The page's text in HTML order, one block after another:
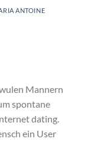
ANTOINE
Mannern
spontane
dating.
ein User